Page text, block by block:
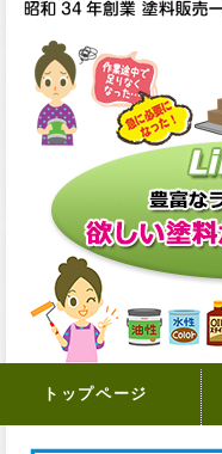
トップページ